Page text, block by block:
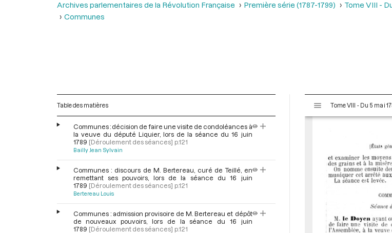
Archives parlementaires de la Révolution Française Première série (1787-1799) Tome VIII -
Communes
Table des matières
Communes : décision de faire une visite de condoléances à
la veuve du député Liquier, lors de la séance du 16 juin
1789 [Déroulement des séances] p.121
Bailly Jean Sylvain
Communes : discours de M. Bertereau, curé de Teillé, en
remettant ses pouvoirs, lors de la séance du 16 juin
1789 [Déroulement des séances] p.121
Bertereau Louis
Communes : admission provisoire de M. Bertereau et dépôt
de nouveaux pouvoirs, lors de la séance du 16 juin
1789 [Déroulement des séances] p.121
s
Tome VIII - Du 5 mai